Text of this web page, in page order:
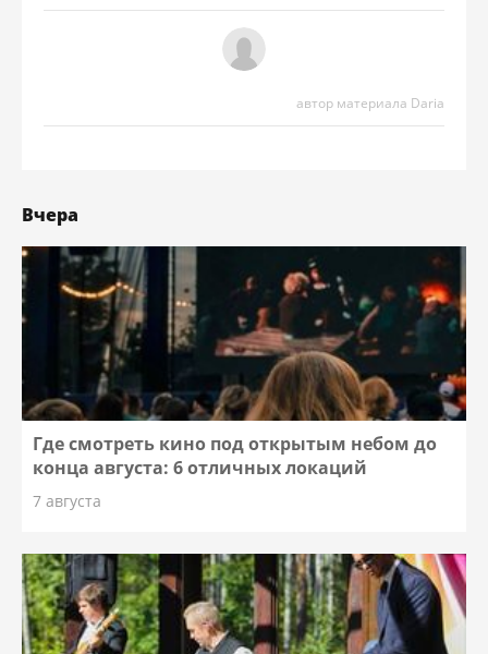
автор материала Daria
Вчера
Где смотреть кино под открытым небом до
конца августа: 6 отличных локаций
7 августа